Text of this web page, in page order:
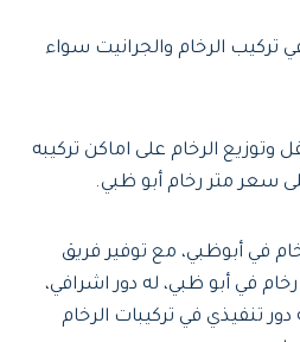
تركيب الرخام والجرانيت سواء
الرخام على اماكن تركيبه
سعر متر رخام أبو ظبي.
في أبوظبي، مع توفير فريق
في أبو ظبي، له دور اشرافي،
تنفيذي في تركيبات الرخام